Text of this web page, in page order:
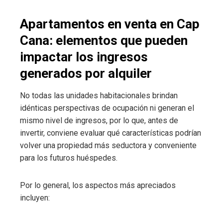
Apartamentos en venta en Cap
Cana: elementos que pueden
impactar los ingresos
generados por alquiler
No todas las unidades habitacionales brindan
idénticas perspectivas de ocupación ni generan el
mismo nivel de ingresos, por lo que, antes de
invertir, conviene evaluar qué características podrían
volver una propiedad más seductora y conveniente
para los futuros huéspedes.
Por lo general, los aspectos más apreciados
incluyen: